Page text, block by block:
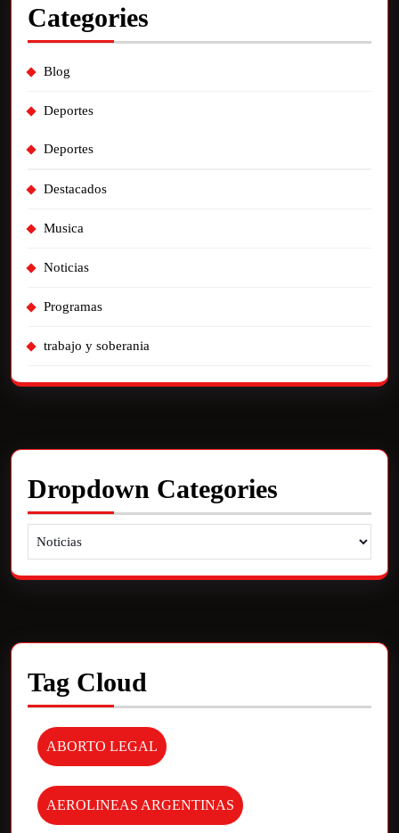
Categories
Blog
Deportes
Deportes
Destacados
Musica
Noticias
Programas
trabajo y soberania
Dropdown Categories
Tag Cloud
ABORTO LEGAL
AEROLINEAS ARGENTINAS